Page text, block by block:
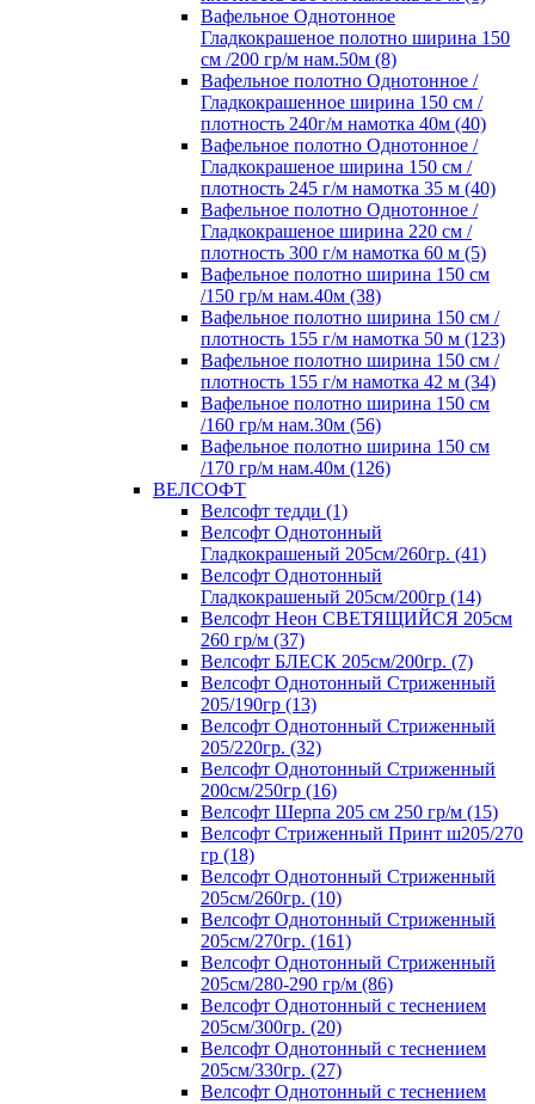
Вафельное Однотонное
Гладкокрашеное полотно ширина 150
см /200 гр/м нам.50м (8)
Вафельное полотно Однотонное /
Гладкокрашенное ширина 150 см /
плотность 240г/м намотка 40м (40)
Вафельное полотно Однотонное /
Гладкокрашеное ширина 150 см /
плотность 245 г/м намотка 35 м (40)
Вафельное полотно Однотонное /
Гладкокрашеное ширина 220 см /
плотность 300 г/м намотка 60 м (5)
Вафельное полотно ширина 150 см
/150 гр/м нам.40м (38)
Вафельное полотно ширина 150 см /
плотность 155 г/м намотка 50 м (123)
Вафельное полотно ширина 150 см /
плотность 155 г/м намотка 42 м (34)
Вафельное полотно ширина 150 см
/160 гр/м нам.30м (56)
Вафельное полотно ширина 150 см
/170 гр/м нам.40м (126)
ВЕЛСОФТ
Велсофт тедди (1)
Велсофт Однотонный
Гладкокрашеный 205см/260гр. (41)
Велсофт Однотонный
Гладкокрашеный 205см/200гр (14)
Велсофт Неон СВЕТЯЩИЙСЯ 205см
260 гр/м (37)
Велсофт БЛЕСК 205см/200гр. (7)
Велсофт Однотонный Стриженный
205/190гр (13)
Велсофт Однотонный Стриженный
205/220гр. (32)
Велсофт Однотонный Стриженный
200см/250гр (16)
Велсофт Шерпа 205 см 250 гр/м (15)
Велсофт Стриженный Принт ш205/270
гр (18)
Велсофт Однотонный Стриженный
205см/260гр. (10)
Велсофт Однотонный Стриженный
205см/270гр. (161)
Велсофт Однотонный Стриженный
205см/280-290 гр/м (86)
Велсофт Однотонный с теснением
205см/300гр. (20)
Велсофт Однотонный с теснением
205см/330гр. (27)
Велсофт Однотонный с теснением